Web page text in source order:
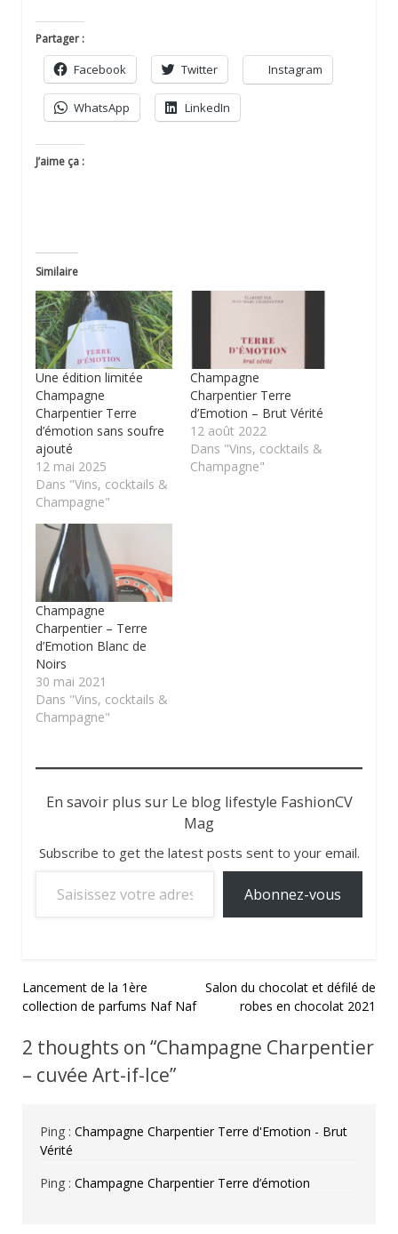
Partager :
Facebook Twitter Instagram
WhatsApp LinkedIn
J’aime ça :
Similaire
Une édition limitée
Champagne
Charpentier Terre
d’émotion sans soufre
ajouté
12 mai 2025
Dans "Vins, cocktails &
Champagne"
Champagne
Charpentier Terre
d’Emotion – Brut Vérité
12 août 2022
Dans "Vins, cocktails &
Champagne"
Champagne
Charpentier – Terre
d’Emotion Blanc de
Noirs
30 mai 2021
Dans "Vins, cocktails &
Champagne"
En savoir plus sur Le blog lifestyle FashionCV
Mag
Subscribe to get the latest posts sent to your email.
Abonnez-vous
Navigation
de
l’article
Lancement de la 1ère
collection de parfums Naf Naf
Salon du chocolat et défilé de
robes en chocolat 2021
2 thoughts on “Champagne Charpentier
– cuvée Art-if-Ice”
Ping : Champagne Charpentier Terre d'Emotion - Brut
Vérité
Ping : Champagne Charpentier Terre d’émotion